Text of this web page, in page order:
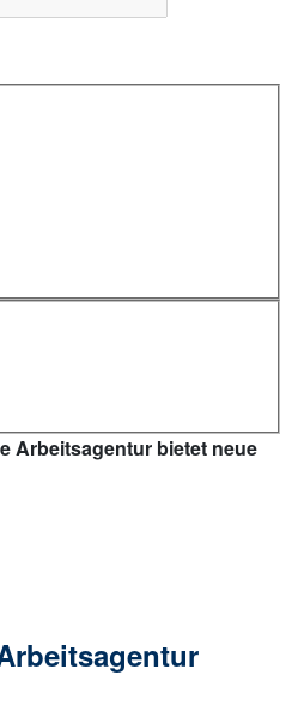
Arbeitsagentur bietet neue